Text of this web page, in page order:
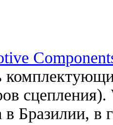
сцепления).
Бразилии, в